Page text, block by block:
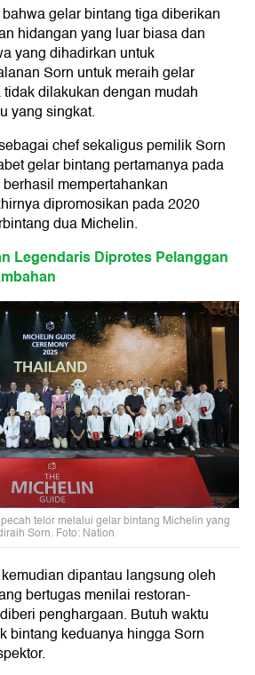
gelar bintang tiga diberikan
hidangan yang luar biasa dan
yang dihadirkan untuk
Sorn untuk meraih gelar
dilakukan dengan mudah
yang singkat.
chef sekaligus pemilik Sorn
gelar bintang pertamanya pada
mempertahankan
dipromosikan pada 2020
dua Michelin.
Legendaris Diprotes Pelanggan
telor melalui gelar bintang Michelin yang
Sorn. Foto: Nation
dipantau langsung oleh
bertugas menilai restoran-
penghargaan. Butuh waktu
bintang keduanya hingga Sorn